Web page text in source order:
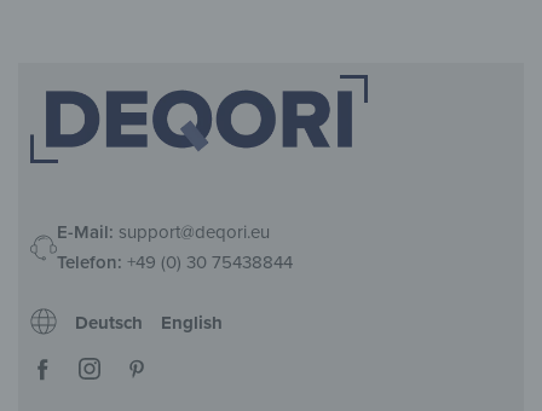
E-Mail: support@deqori.eu
Telefon: +49 (0) 30 75438844
Deutsch English